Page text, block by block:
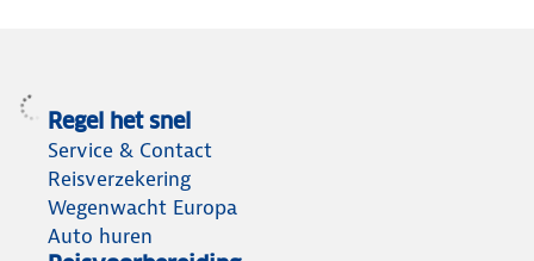
Regel het snel
Service & Contact
Reisverzekering
Wegenwacht Europa
Auto huren